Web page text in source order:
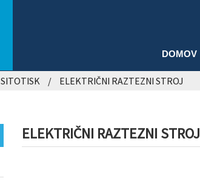
DOMOV
SITOTISK ELEKTRIČNI RAZTEZNI STROJ
ELEKTRIČNI RAZTEZNI STROJ